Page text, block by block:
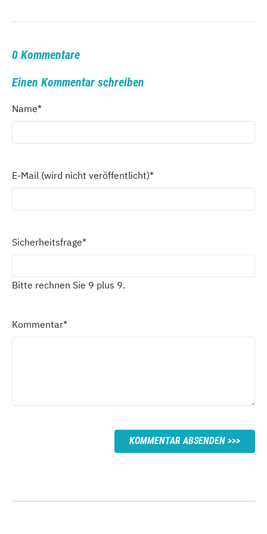
0 Kommentare
Einen Kommentar schreiben
Name*
E-Mail (wird nicht veröffentlicht)*
Sicherheitsfrage*
Bitte rechnen Sie 9 plus 9.
Kommentar*
KOMMENTAR ABSENDEN